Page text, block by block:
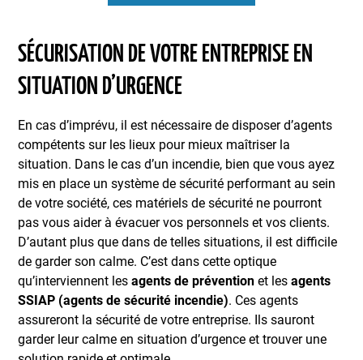
SÉCURISATION DE VOTRE ENTREPRISE EN
SITUATION D’URGENCE
En cas d’imprévu, il est nécessaire de disposer d’agents
compétents sur les lieux pour mieux maîtriser la
situation. Dans le cas d’un incendie, bien que vous ayez
mis en place un système de sécurité performant au sein
de votre société, ces matériels de sécurité ne pourront
pas vous aider à évacuer vos personnels et vos clients.
D’autant plus que dans de telles situations, il est difficile
de garder son calme. C’est dans cette optique
qu’interviennent lesagents de prévention et lesagents
SSIAP (agents de sécurité incendie). Ces agents
assureront la sécurité de votre entreprise. Ils sauront
garder leur calme en situation d’urgence et trouver une